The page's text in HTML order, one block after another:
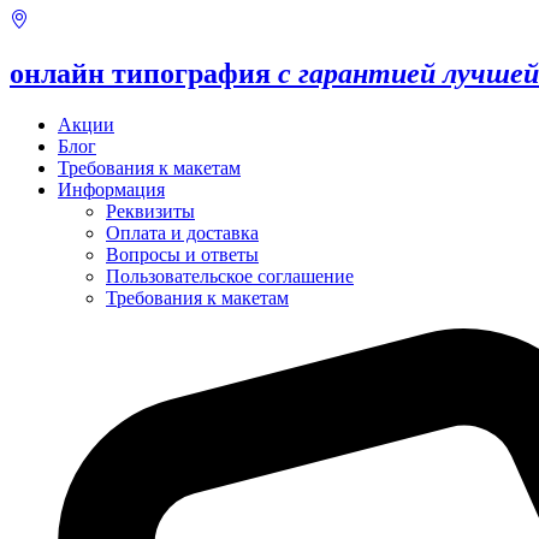
онлайн типография с гарантией
Акции
Блог
Требования к макетам
Информация
Реквизиты
Оплата и доставка
Вопросы и ответы
Пользовательское соглашение
Требования к макетам